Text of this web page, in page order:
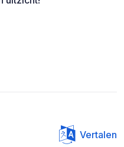
Vertalen